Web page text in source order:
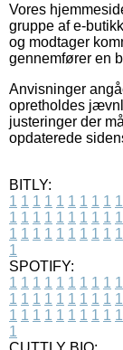
Vores
gruppe af e-
og modtager
gennemfører en
Anvisninger
opretholdes
justeringer der
opdaterede
BITLY:
1 1 1 1 1 1 1 1 1 1
1 1 1 1 1 1 1 1 1 1
1 1 1 1 1 1 1 1 1 1
1
SPOTIFY:
1 1 1 1 1 1 1 1 1 1
1 1 1 1 1 1 1 1 1 1
1 1 1 1 1 1 1 1 1 1
1